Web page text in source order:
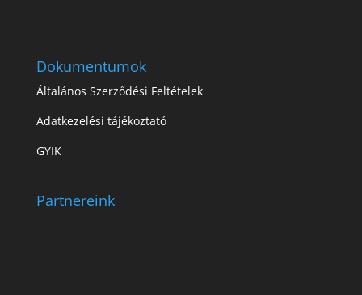
Dokumentumok
Általános Szerződési Feltételek
Adatkezelési tájékoztató
GYIK
Partnereink